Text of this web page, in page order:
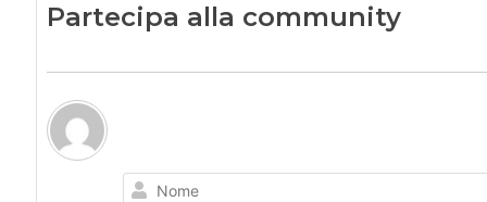
Partecipa alla community